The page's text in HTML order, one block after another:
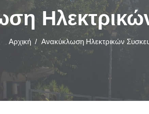
Αρχική / Ανακύκλωση Ηλεκτρικών